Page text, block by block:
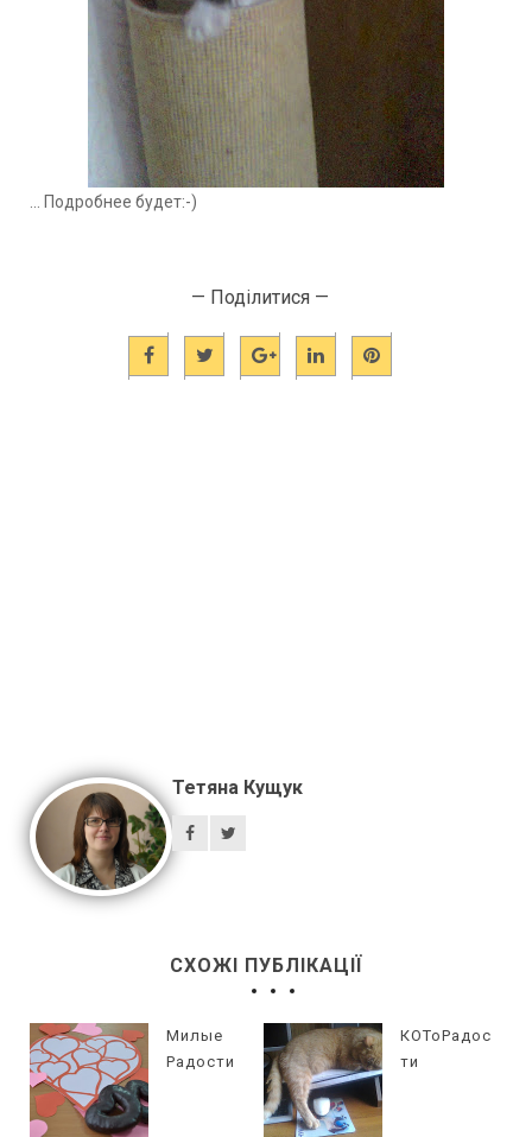
... Подробнее будет:-)
— Поділитися —
Тетяна Кущук
СХОЖІ ПУБЛІКАЦІЇ
Милые
Радости
КОТоРадос
ти